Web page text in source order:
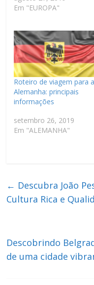
Em "EUROPA"
Roteiro de viagem para a
Alemanha: principais
informações
setembro 26, 2019
Em "ALEMANHA"
← Descubra João
Cultura Rica e
Descobrindo
de uma cidade